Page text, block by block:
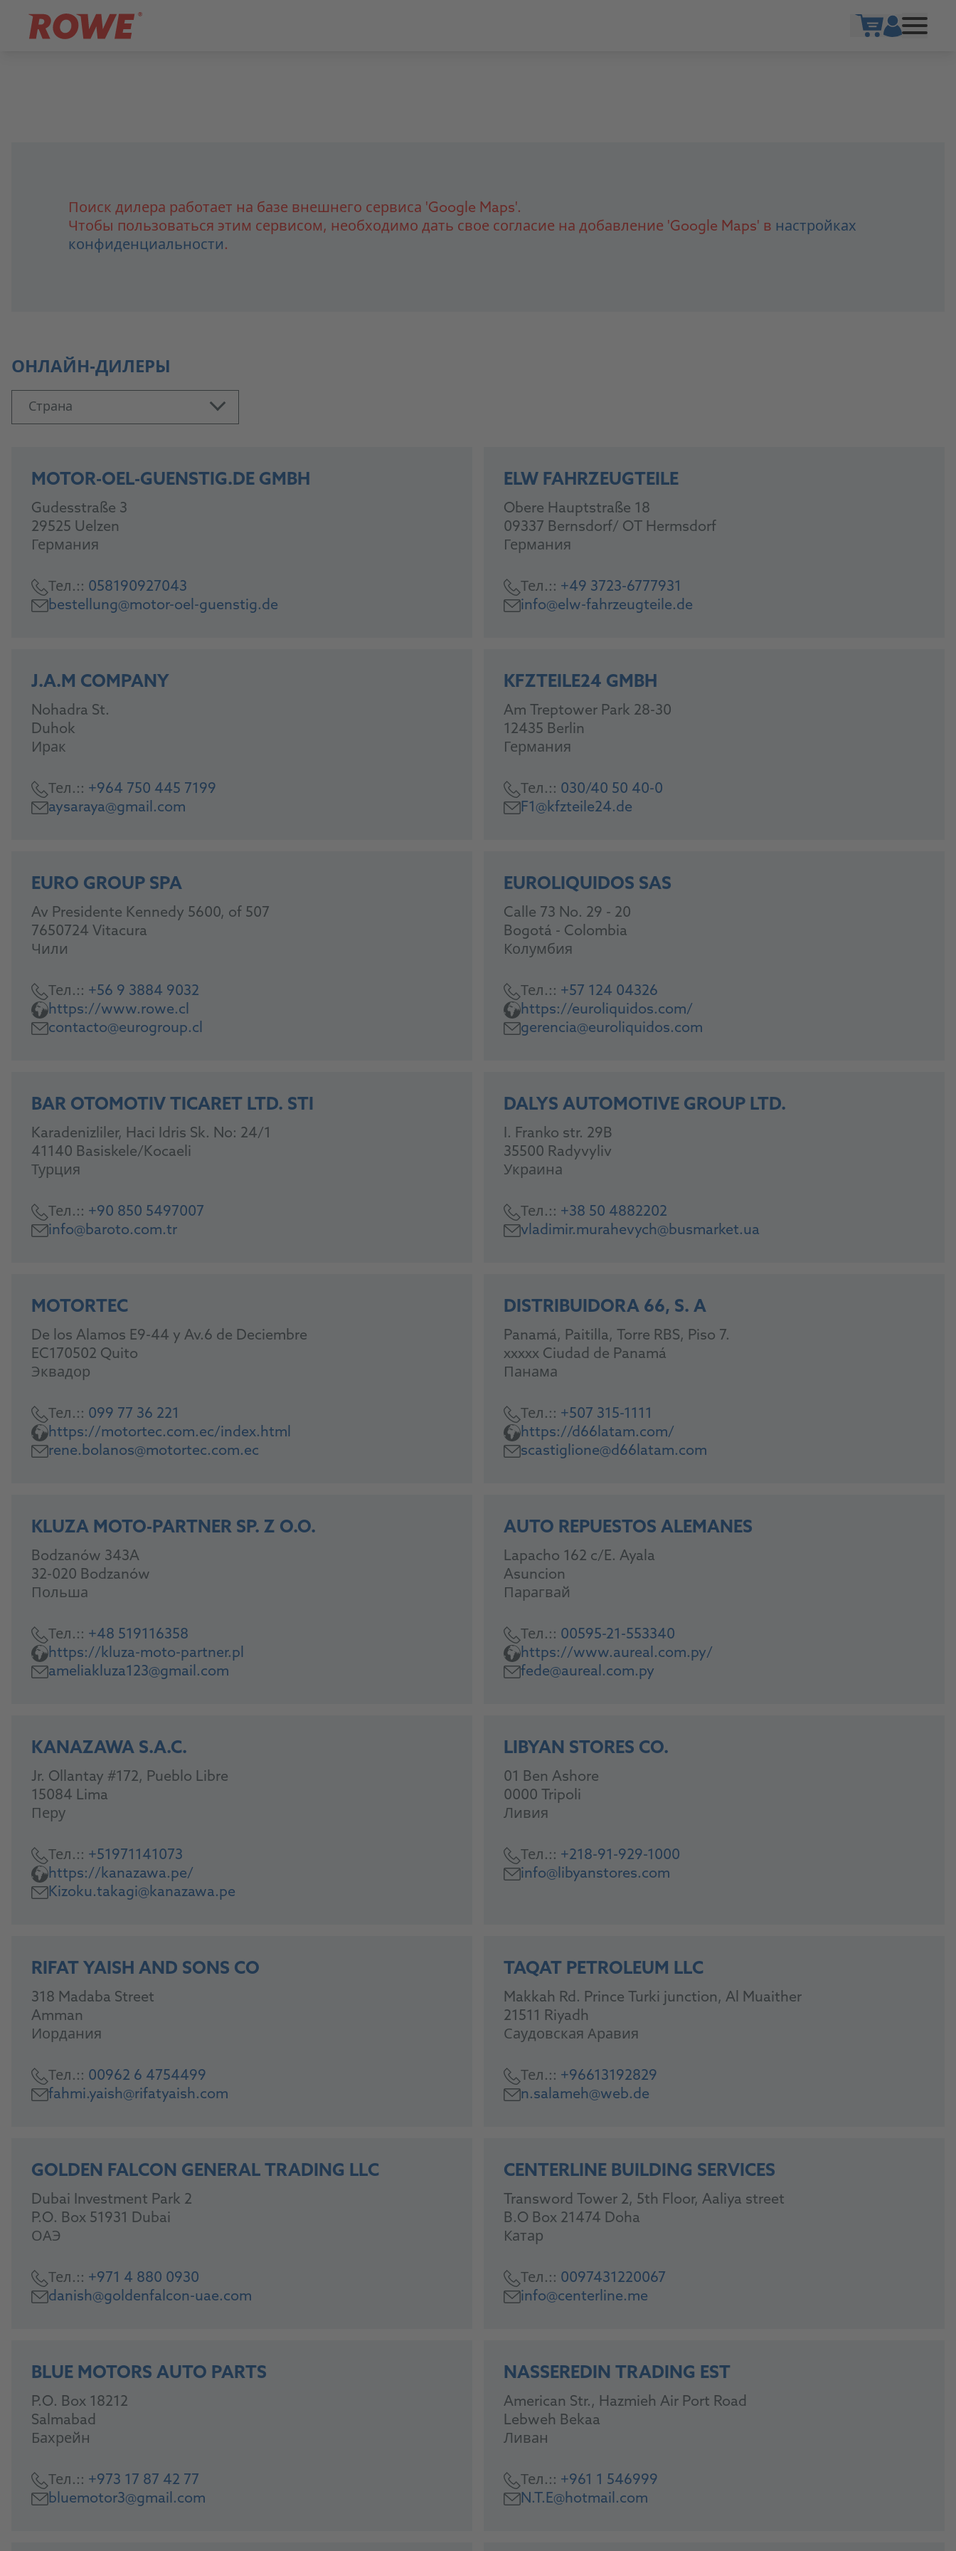
Поиск дилера работает на базе внешнего сервиса 'Google Maps'.
Чтобы пользоваться этим сервисом, необходимо дать свое согласие на добавление 'Google Maps' в настройках
конфиденциальности.
ОНЛАЙН-ДИЛЕРЫ
Страна
MOTOR-OEL-GUENSTIG.DE GMBH
Gudesstraße 3
29525 Uelzen
Германия
Тел.:: 058190927043
bestellung@motor-oel-guenstig.de
ELW FAHRZEUGTEILE
Obere Hauptstraße 18
09337 Bernsdorf/ OT Hermsdorf
Германия
Тел.:: +49 3723-6777931
info@elw-fahrzeugteile.de
J.A.M COMPANY
Nohadra St.
Duhok
Ирак
Тел.:: +964 750 445 7199
aysaraya@gmail.com
KFZTEILE24 GMBH
Am Treptower Park 28-30
12435 Berlin
Германия
Тел.:: 030/40 50 40-0
F1@kfzteile24.de
EURO GROUP SPA
Av Presidente Kennedy 5600, of 507
7650724 Vitacura
Чили
Тел.:: +56 9 3884 9032
https://www.rowe.cl
contacto@eurogroup.cl
EUROLIQUIDOS SAS
Calle 73 No. 29 - 20
Bogotá - Colombia
Колумбия
Тел.:: +57 124 04326
https://euroliquidos.com/
gerencia@euroliquidos.com
BAR OTOMOTIV TICARET LTD. STI
Karadenizliler, Haci Idris Sk. No: 24/1
41140 Basiskele/Kocaeli
Турция
Тел.:: +90 850 5497007
info@baroto.com.tr
DALYS AUTOMOTIVE GROUP LTD.
I. Franko str. 29B
35500 Radyvyliv
Украина
Тел.:: +38 50 4882202
vladimir.murahevych@busmarket.ua
MOTORTEC
De los Alamos E9-44 y Av.6 de Deciembre
EC170502 Quito
Эквадор
Тел.:: 099 77 36 221
https://motortec.com.ec/index.html
rene.bolanos@motortec.com.ec
DISTRIBUIDORA 66, S. A
Panamá, Paitilla, Torre RBS, Piso 7.
xxxxx Ciudad de Panamá
Панама
Тел.:: +507 315-1111
https://d66latam.com/
scastiglione@d66latam.com
KLUZA MOTO-PARTNER SP. Z O.O.
Bodzanów 343A
32-020 Bodzanów
Польша
Тел.:: +48 519116358
https://kluza-moto-partner.pl
ameliakluza123@gmail.com
AUTO REPUESTOS ALEMANES
Lapacho 162 c/E. Ayala
Asuncion
Парагвай
Тел.:: 00595-21-553340
https://www.aureal.com.py/
fede@aureal.com.py
KANAZAWA S.A.C.
Jr. Ollantay #172, Pueblo Libre
15084 Lima
Перу
Тел.:: +51971141073
https://kanazawa.pe/
Kizoku.takagi@kanazawa.pe
LIBYAN STORES CO.
01 Ben Ashore
0000 Tripoli
Ливия
Тел.:: +218-91-929-1000
info@libyanstores.com
RIFAT YAISH AND SONS CO
318 Madaba Street
Amman
Иордания
Тел.:: 00962 6 4754499
fahmi.yaish@rifatyaish.com
TAQAT PETROLEUM LLC
Makkah Rd. Prince Turki junction, Al Muaither
21511 Riyadh
Саудовская Аравия
Тел.:: +96613192829
n.salameh@web.de
GOLDEN FALCON GENERAL TRADING LLC
Dubai Investment Park 2
P.O. Box 51931 Dubai
ОАЭ
Тел.:: +971 4 880 0930
danish@goldenfalcon-uae.com
CENTERLINE BUILDING SERVICES
Transword Tower 2, 5th Floor, Aaliya street
B.O Box 21474 Doha
Катар
Тел.:: 0097431220067
info@centerline.me
BLUE MOTORS AUTO PARTS
P.O. Box 18212
Salmabad
Бахрейн
Тел.:: +973 17 87 42 77
bluemotor3@gmail.com
NASSEREDIN TRADING EST
American Str., Hazmieh Air Port Road
Lebweh Bekaa
Ливан
Тел.:: +961 1 546999
N.T.E@hotmail.com